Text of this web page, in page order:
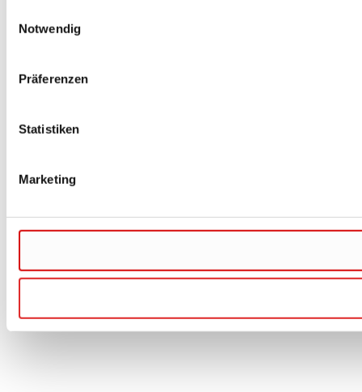
Notwendig
Präferenzen
Statistiken
Marketing